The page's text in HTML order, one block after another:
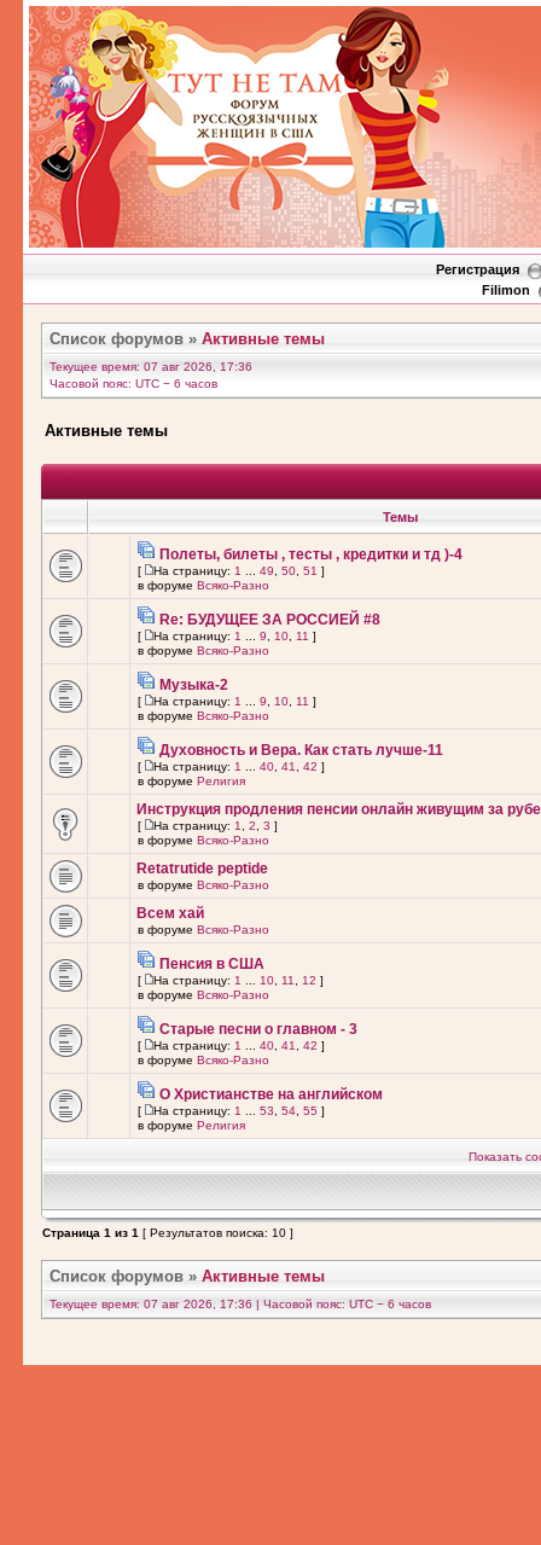
Регистрация
Filimon
Список форумов » Активные темы
Текущее время: 07 авг 2026, 17:36
Часовой пояс: UTC − 6 часов
Активные темы
Темы
Полеты, билеты , тесты , кредитки и тд )-4
[ На страницу: 1 49 50 51 ]
в форуме Всяко-Разно
Re: БУДУЩЕЕ ЗА РОССИЕЙ #8
[ На страницу: 1 9 10 11 ]
в форуме Всяко-Разно
Музыка-2
[ На страницу: 1 9 10 11 ]
в форуме Всяко-Разно
Духовность и Вера. Как стать лучше-11
[ На страницу: 1 40 41 42 ]
в форуме Религия
Инструкция продления пенсии онлайн живущим за
[ На страницу: 1 2 3 ]
в форуме Всяко-Разно
Retatrutide peptide
в форуме Всяко-Разно
Всем хай
в форуме Всяко-Разно
Пенсия в США
[ На страницу: 1 10 11 12 ]
в форуме Всяко-Разно
Старые песни о главном - 3
[ На страницу: 1 40 41 42 ]
в форуме Всяко-Разно
О Христианстве на английском
[ На страницу: 1 53 54 55 ]
в форуме Религия
Показать
Страница 1 из 1 [ Результатов поиска: 10 ]
Список форумов » Активные темы
Текущее время: 07 авг 2026, 17:36 | Часовой пояс: UTC − 6 часов